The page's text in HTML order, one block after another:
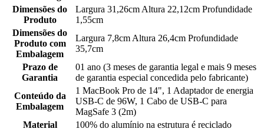
Dimensões do
Produto
Largura 31,26cm Altura 22,12cm Profundidade
1,55cm
Dimensões do
Produto com
Embalagem
Largura 7,8cm Altura 26,4cm Profundidade
35,7cm
Prazo de
Garantia
01 ano (3 meses de garantia legal e mais 9 meses
de garantia especial concedida pelo fabricante)
Conteúdo da
Embalagem
1 MacBook Pro de 14", 1 Adaptador de energia
USB-C de 96W, 1 Cabo de USB-C para
MagSafe 3 (2m)
Material
100% do alumínio na estrutura é reciclado